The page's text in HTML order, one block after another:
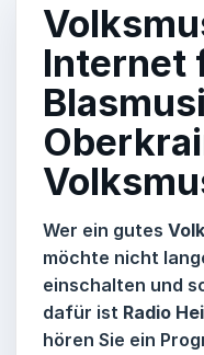
Internet
Wer ein gutes
möchte nicht
einschalten und
dafür ist Radio
hören Sie ein